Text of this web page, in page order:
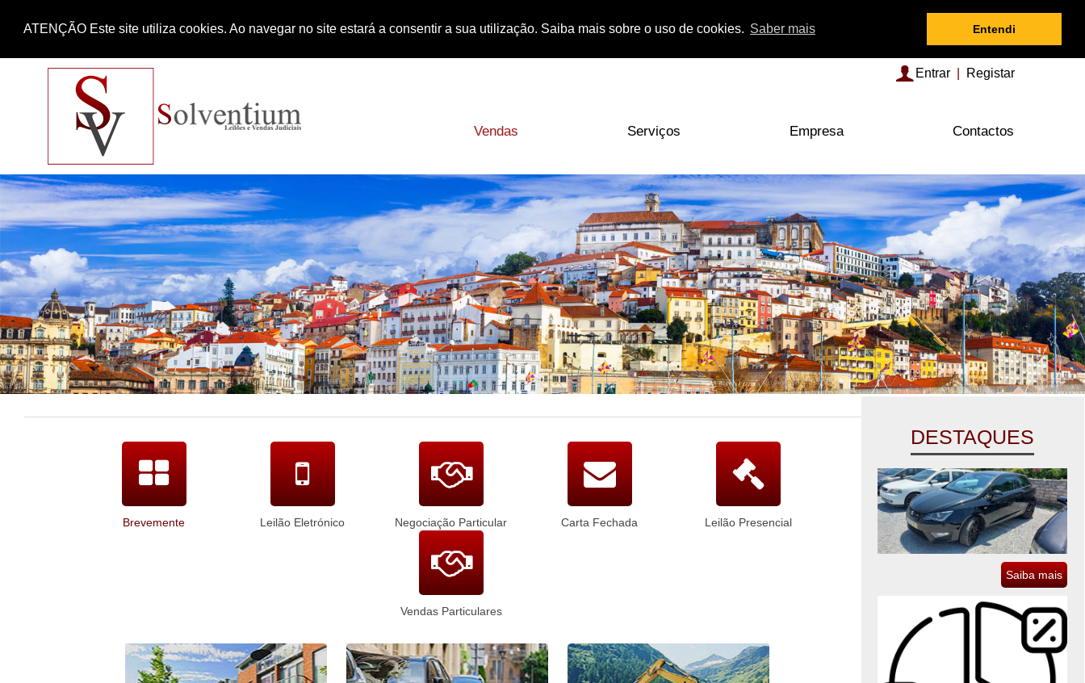
ATENÇÃO Este site utiliza cookies. Ao navegar no site estará a consentir a sua utilização. Saiba mais sobre o uso de cookies. Saber mais Entendi
Entrar Registar
Vendas Serviços Empresa Contactos
Brevemente Leilão Eletrónico Negociação Particular Carta Fechada Leilão Presencial
Vendas Particulares
DESTAQUES
Saiba mais